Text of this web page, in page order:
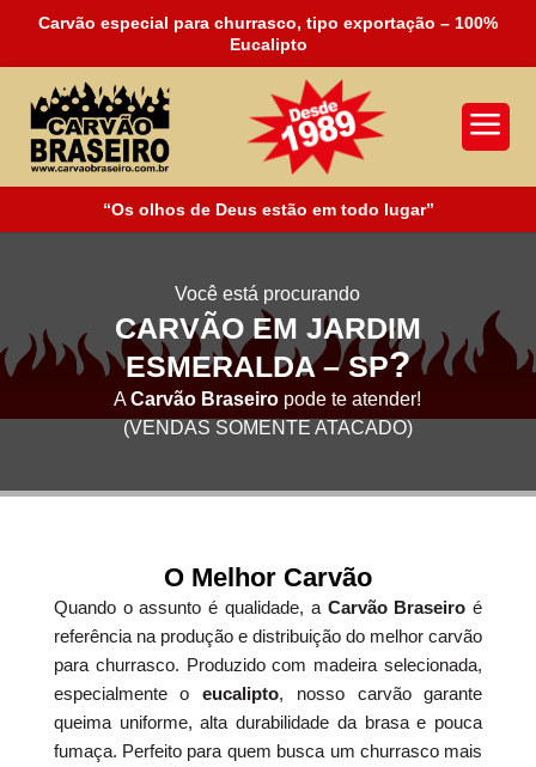
Carvão especial para churrasco, tipo exportação – 100%
Eucalipto
a
“Os olhos de Deus estão em todo lugar”
Você está procurando
CARVÃO EM JARDIM
ESMERALDA – SP?
ACarvão Braseiro pode te atender!
(VENDAS SOMENTE ATACADO)
O Melhor Carvão
Quando o assunto é qualidade, a Carvão Braseiro é
referência na produção e distribuição do melhor carvão
para churrasco. Produzido com madeira selecionada,
especialmente oeucalipto, nosso carvão garante
queima uniforme, alta durabilidade da brasa e pouca
fumaça. Perfeito para quem busca um churrasco mais